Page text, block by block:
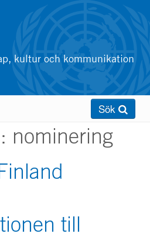
kultur och kommunikation
Sök
nominering
till